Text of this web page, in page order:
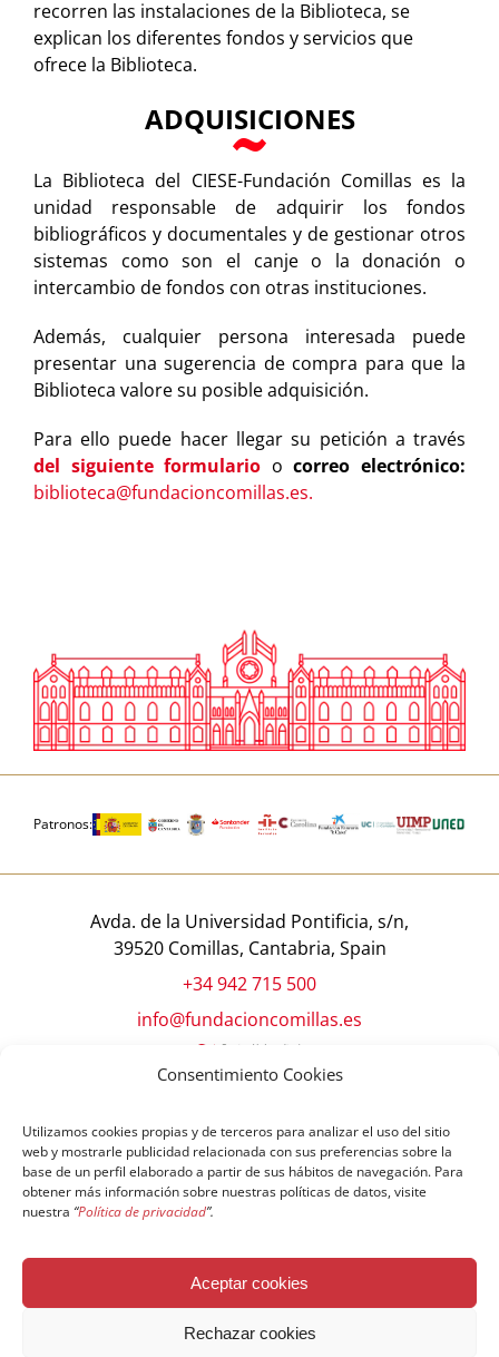
Consentimiento Cookies
Utilizamos cookies propias y de terceros para analizar el uso del sitio
web y mostrarle publicidad relacionada con sus preferencias sobre la
base de un perfil elaborado a partir de sus hábitos de navegación. Para
obtener más información sobre nuestras políticas de datos, visite
nuestra “Política de privacidad”.
Aceptar cookies
Rechazar cookies
recorren las instalaciones de la Biblioteca, se
explican los diferentes fondos y servicios que
ofrece la Biblioteca.
ADQUISICIONES
La Biblioteca del CIESE-Fundación Comillas es la
unidad responsable de adquirir los fondos
bibliográficos y documentales y de gestionar otros
sistemas como son el canje o la donación o
intercambio de fondos con otras instituciones.
Además, cualquier persona interesada puede
presentar una sugerencia de compra para que la
Biblioteca valore su posible adquisición.
Para ello puede hacer llegar su petición a través
del siguiente formulario ocorreo electrónico:
biblioteca@fundacioncomillas.es.
Patronos:
Avda. de la Universidad Pontificia, s/n,
39520 Comillas, Cantabria, Spain
+34 942 715 500
info@fundacioncomillas.es
© Copyright Fundación Comillas
Política de cookies
Aviso legal